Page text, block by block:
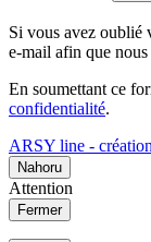
Si vous avez oublié
e-mail afin que
En soumettant ce
confidentialité.
ARSY line -
Nahoru
Attention
Fermer